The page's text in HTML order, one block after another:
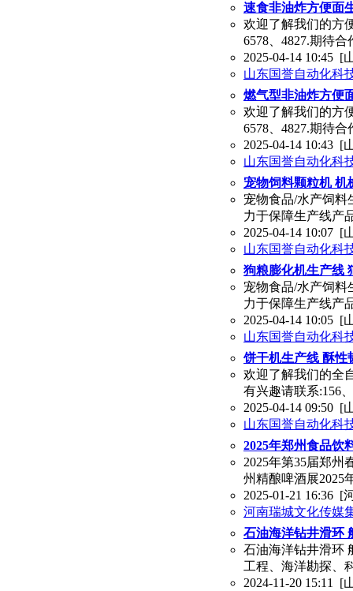
速食非油炸方便面
欢迎了解我们的方
6578、4827.期待
2025-04-14 10:45 [
山东国誉自动化科
燃气型非油炸方便
欢迎了解我们的方
6578、4827.期待
2025-04-14 10:43 [
山东国誉自动化科
宠物饲料颗粒机 机
宠物食品/水产饲料
力于保障生产线产
2025-04-14 10:07 [
山东国誉自动化科
狗粮膨化机生产线
宠物食品/水产饲料
力于保障生产线产
2025-04-14 10:05 [
山东国誉自动化科
饼干机生产线 酥性
欢迎了解我们的全
有兴趣请联系:156
2025-04-14 09:50 [
山东国誉自动化科
2025年郑州食品饮
2025年第35届郑州
州精酿啤酒展2025
2025-01-21 16:36 [
河南瑞城文化传媒
石油海洋钻井滑环
石油海洋钻井滑环
工程、海洋勘探、
2024-11-20 15:11 [